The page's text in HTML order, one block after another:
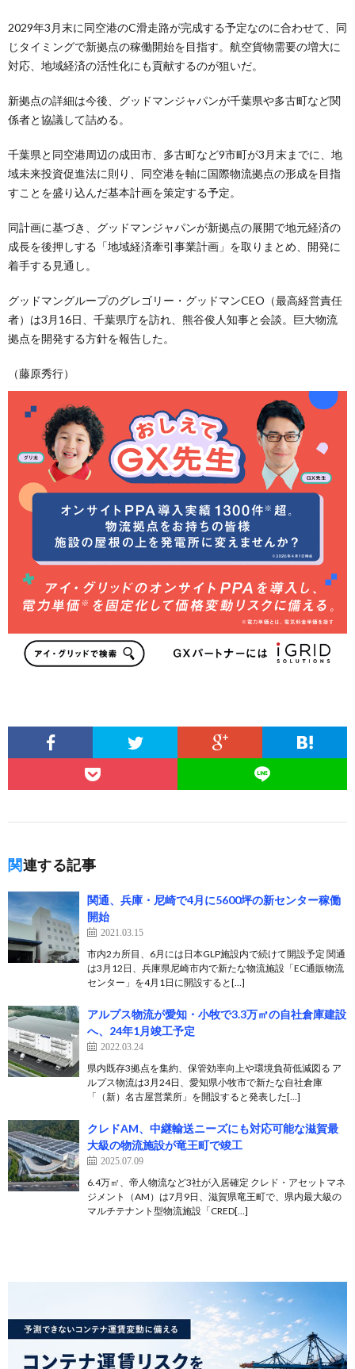
2029年3月末に同空港のC滑⾛路が完成する予定なのに合わせて、同
じタイミングで新拠点の稼働開始を目指す。航空貨物需要の増大に
対応、地域経済の活性化にも貢献するのが狙いだ。
新拠点の詳細は今後、グッドマンジャパンが千葉県や多古町など関
係者と協議して詰める。
千葉県と同空港周辺の成田市、多古町など9市町が3月末までに、地
域未来投資促進法に則り、同空港を軸に国際物流拠点の形成を目指
すことを盛り込んだ基本計画を策定する予定。
同計画に基づき、グッドマンジャパンが新拠点の展開で地元経済の
成長を後押しする「地域経済牽引事業計画」を取りまとめ、開発に
着手する見通し。
グッドマングループのグレゴリー・グッドマンCEO（最高経営責任
者）は3月16日、千葉県庁を訪れ、熊谷俊人知事と会談。巨大物流
拠点を開発する方針を報告した。
（藤原秀行）
関連する記事
関通、兵庫・尼崎で4月に5600坪の新センター稼働
開始
2021.03.15
市内2カ所目、6月には日本GLP施設内で続けて開設予定 関通
は3月12日、兵庫県尼崎市内で新たな物流施設「EC通販物流
センター」を4月1日に開設すると[…]
アルプス物流が愛知・小牧で3.3万㎡の自社倉庫建設
へ、24年1月竣工予定
2022.03.24
県内既存3拠点を集約、保管効率向上や環境負荷低減図る ア
ルプス物流は3月24日、愛知県小牧市で新たな自社倉庫
「（新）名古屋営業所」を開設すると発表した[…]
クレドAM、中継輸送ニーズにも対応可能な滋賀最
大級の物流施設が竜王町で竣工
2025.07.09
6.4万㎡、帝人物流など3社が入居確定 クレド・アセットマネ
ジメント（AM）は7月9日、滋賀県竜王町で、県内最大級の
マルチテナント型物流施設「CRED[…]